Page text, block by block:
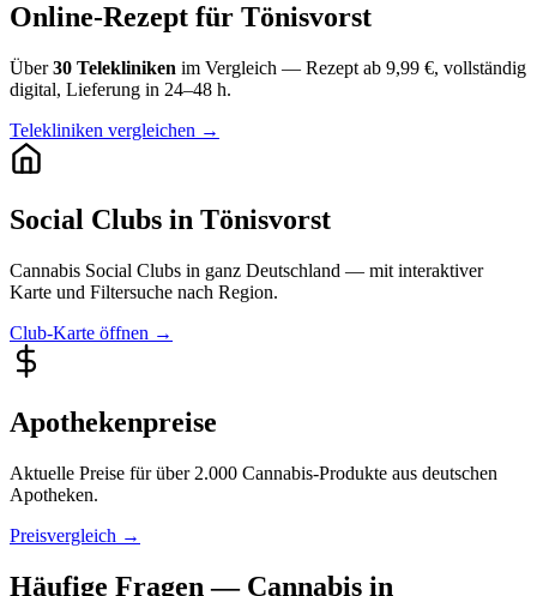
Online-Rezept für Tönisvorst
Über30 Telekliniken im Vergleich — Rezept ab 9,99 €, vollständig
digital, Lieferung in 24–48 h.
Telekliniken vergleichen →
Social Clubs in Tönisvorst
Cannabis Social Clubs in ganz Deutschland — mit interaktiver
Karte und Filtersuche nach Region.
Club-Karte öffnen →
Apothekenpreise
Aktuelle Preise für über 2.000 Cannabis-Produkte aus deutschen
Apotheken.
Preisvergleich →
Häufige Fragen — Cannabis in